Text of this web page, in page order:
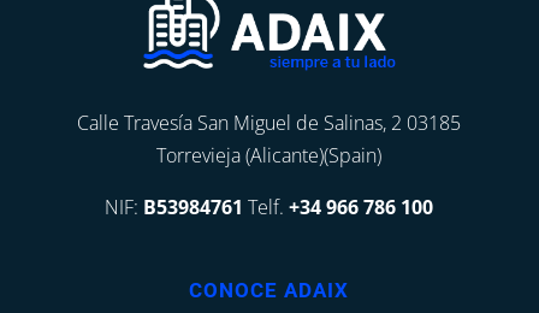
Calle Travesía San Miguel de Salinas, 2 03185
Torrevieja (Alicante)(Spain)
NIF: B53984761 Telf.+34 966 786 100
CONOCE ADAIX